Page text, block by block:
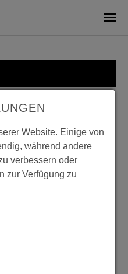
BEI
Website. Einige von
während andere
verbessern oder
zur Verfügung zu